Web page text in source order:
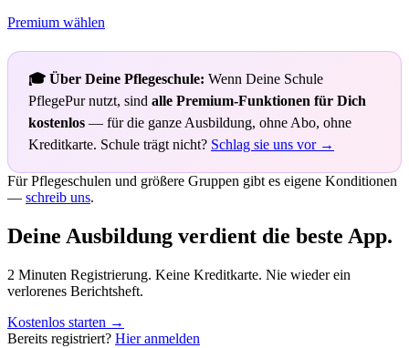
Premium wählen
🎓 Über Deine Pflegeschule: Wenn Deine Schule
PflegePur nutzt, sind alle Premium-Funktionen für Dich
kostenlos — für die ganze Ausbildung, ohne Abo, ohne
Kreditkarte. Schule trägt nicht? Schlag sie uns vor →
Für Pflegeschulen und größere Gruppen gibt es eigene Konditionen
— schreib uns.
Deine Ausbildung verdient die beste App.
2 Minuten Registrierung. Keine Kreditkarte. Nie wieder ein
verlorenes Berichtsheft.
Kostenlos starten →
Bereits registriert? Hier anmelden